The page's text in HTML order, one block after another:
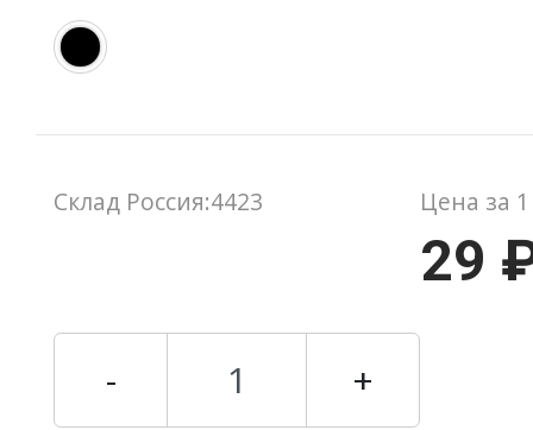
Цена за
29
- +
Склад Россия:4423